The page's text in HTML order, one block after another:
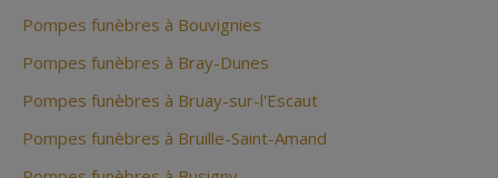
Pompes funèbres à Bouvignies
Pompes funèbres à Bray-Dunes
Pompes funèbres à Bruay-sur-l'Escaut
Pompes funèbres à Bruille-Saint-Amand